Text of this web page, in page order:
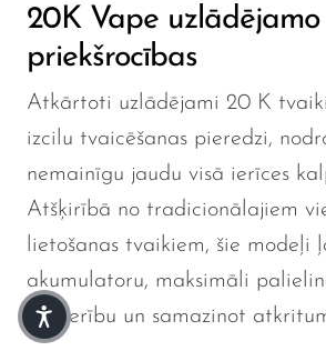
20K Vape uzlādējamo
priekšrocības
Atkārtoti uzlādējami 20 K
izcilu tvaicēšanas pieredzi,
nemainīgu jaudu visā ierīces
Atšķirībā no tradicionālajiem
lietošanas tvaikiem, šie modeļi
akumulatoru, maksimāli
lietderību un samazinot